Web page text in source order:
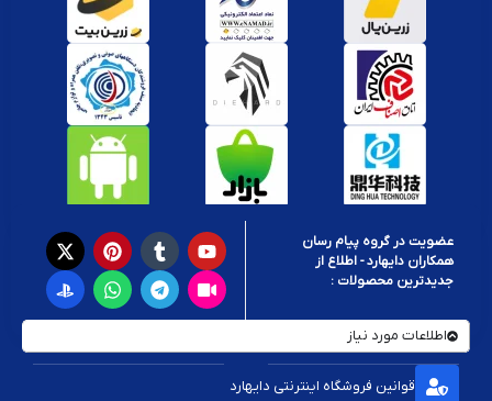
تخفیف‌ های بازی ها
مزیت دیگر خرید پلاس پلی استیشن، تخفیف در بازی هاست. سونی برای
صاحبان اکانت پلاس ps5 این امکان را فراهم کرده است که محبوب ترین
بازی ها را با قیمت بسیار مناسب خریداری کنند.
افزایش فضای ذخیره‌ سازی ابری
با خرید اشتراک پلاس می توانید فضای ذخیره سازی ابری بیشتری در اختیار
داشته باشید و بدون نیاز به ذخیره داده ها، داده های خود را هر زمان که
نیاز بود بازیابی کنید. همچنین بعد از تغییر دادن کنسول هم می توانید به
راحتی به تمام بازی هایی که ذخیره کرده اید، دسترسی پیدا کنید.
دسترسی به بازی‌ های منتشرنشده در خرید پلاس ps5
مزیت هیجان انگیز پلاس ps5، دسترسی پیدا کردن به بازی ها قبل از انتشار
رسمی آنهاست. شما با خرید اکانت می توانید زودتر از بقیه به بازی های
منتشر نشده دسترسی پیدا کنید و این مزیت باعث افزایش قدرت شما در
خرید انواع پلاس ps5
اشتراک پلی استیشن پلاس تشکیل شده از سه پلن مختلف به شرح زیر می
باشد :
عضویت در گروه پیام رسان
همکاران دایهارد - اطلاع از
جدیدترین محصولات :
اطلاعات مورد نیاز
قوانین فروشگاه اینترنتی دایهارد